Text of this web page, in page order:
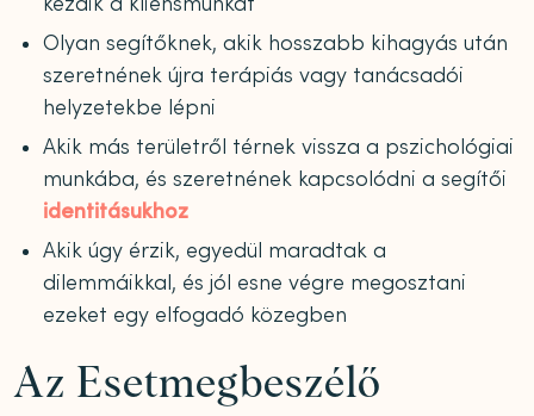
Olyan segítőknek, akik hosszabb kihagyás után
szeretnének újra terápiás vagy tanácsadói
helyzetekbe lépni
Akik más területről térnek vissza a pszichológiai
munkába, és szeretnének kapcsolódni a segítői
identitásukhoz
Akik úgy érzik, egyedül maradtak a
dilemmáikkal, és jól esne végre megosztani
ezeket egy elfogadó közegben
Az Esetmegbeszélő